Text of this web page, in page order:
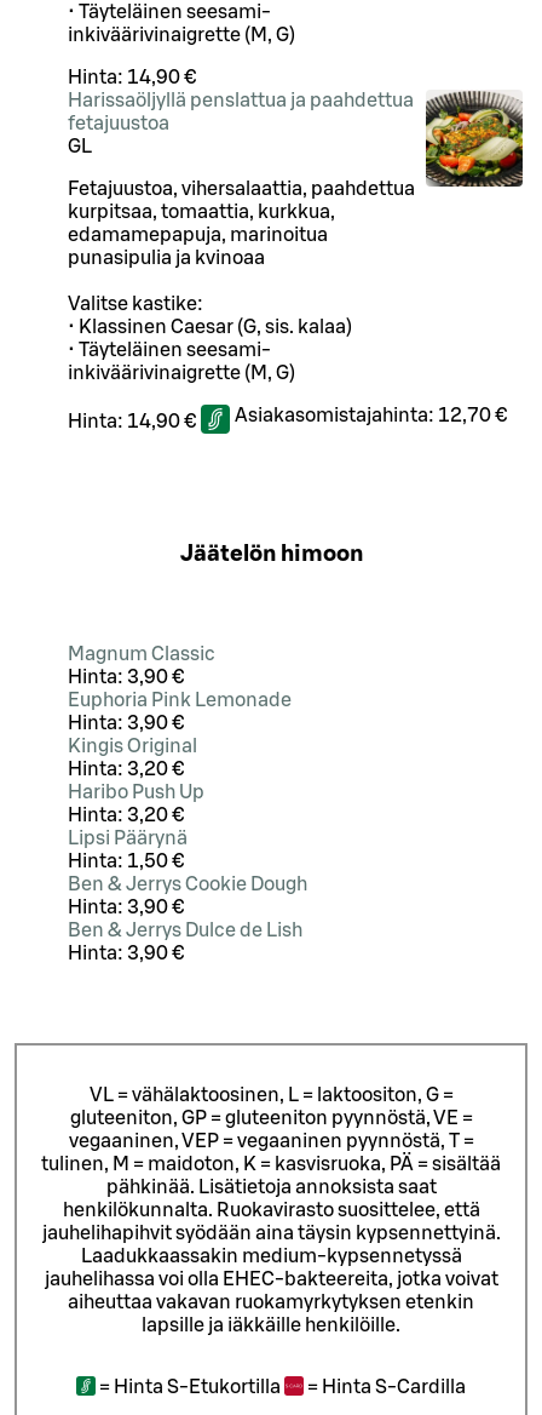
• Täyteläinen seesami-
inkiväärivinaigrette (M, G)
Hinta: 14,90 €
Harissaöljyllä penslattua ja paahdettua
fetajuustoa
GL
Fetajuustoa, vihersalaattia, paahdettua
kurpitsaa, tomaattia, kurkkua,
edamamepapuja, marinoitua
punasipulia ja kvinoaa
Valitse kastike:
• Klassinen Caesar (G, sis. kalaa)
• Täyteläinen seesami-
inkiväärivinaigrette (M, G)
Hinta: 14,90 € Asiakasomistajahinta: 12,70 €
Jäätelön himoon
Magnum Classic
Hinta: 3,90 €
Euphoria Pink Lemonade
Hinta: 3,90 €
Kingis Original
Hinta: 3,20 €
Haribo Push Up
Hinta: 3,20 €
Lipsi Päärynä
Hinta: 1,50 €
Ben & Jerrys Cookie Dough
Hinta: 3,90 €
Ben & Jerrys Dulce de Lish
Hinta: 3,90 €
VL = vähälaktoosinen, L = laktoositon, G =
gluteeniton, GP = gluteeniton pyynnöstä, VE =
vegaaninen, VEP = vegaaninen pyynnöstä, T =
tulinen, M = maidoton, K = kasvisruoka, PÄ = sisältää
pähkinää. Lisätietoja annoksista saat
henkilökunnalta. Ruokavirasto suosittelee, että
jauhelihapihvit syödään aina täysin kypsennettyinä.
Laadukkaassakin medium-kypsennetyssä
jauhelihassa voi olla EHEC-bakteereita, jotka voivat
aiheuttaa vakavan ruokamyrkytyksen etenkin
lapsille ja iäkkäille henkilöille.
= Hinta S-Etukortilla = Hinta S-Cardilla